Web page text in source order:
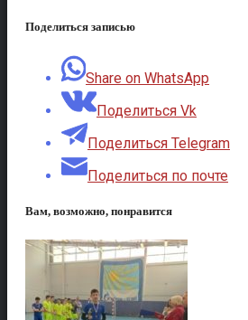
Поделиться записью
Share on WhatsApp
Поделиться Vk
Поделиться Telegram
Поделиться по почте
Вам, возможно, понравится